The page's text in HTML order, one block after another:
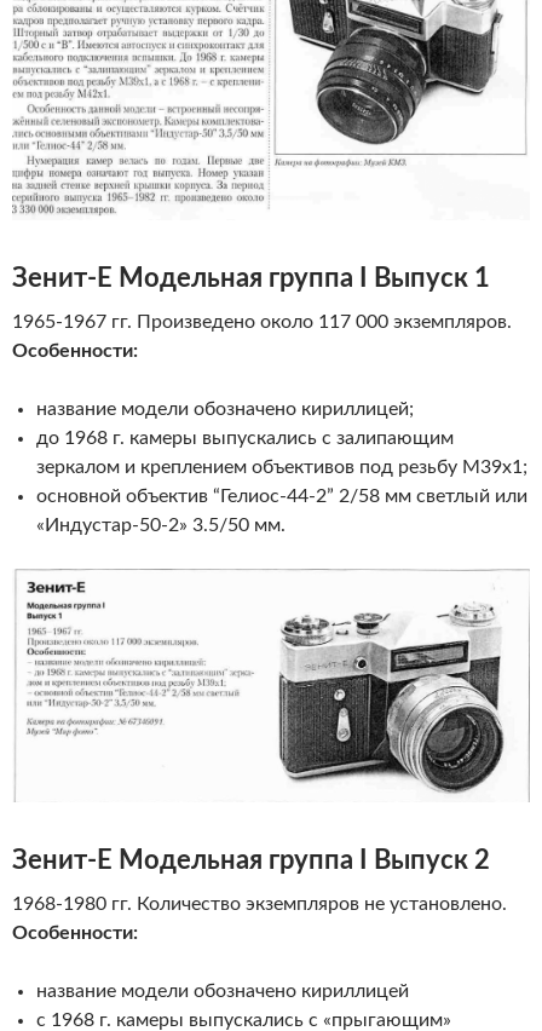
Зенит-Е Модельная группа I Выпуск 1
1965-1967 гг. Произведено около 117 000 экземпляров.
Особенности:
название модели обозначено кириллицей;
до 1968 г. камеры выпускались с залипающим
зеркалом и креплением объективов под резьбу М39х1;
основной объектив “Гелиос-44-2” 2/58 мм светлый или
«Индустар-50-2» 3.5/50 мм.
Зенит-Е Модельная группа I Выпуск 2
1968-1980 гг. Количество экземпляров не установлено.
Особенности:
название модели обозначено кириллицей
с 1968 г. камеры выпускались с «прыгающим»